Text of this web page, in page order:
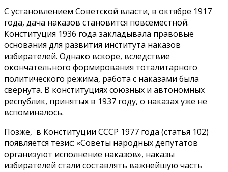
С установлением Советской власти, в октябре 1917
года, дача наказов становится повсеместной.
Конституция 1936 года закладывала правовые
основания для развития института наказов
избирателей. Однако вскоре, вследствие
окончательного формирования тоталитарного
политического режима, работа с наказами была
свернута. В конституциях союзных и автономных
республик, принятых в 1937 году, о наказах уже не
вспоминалось.
Позже, в Конституции СССР 1977 года (статья 102)
появляется тезис: «Советы народных депутатов
организуют исполнение наказов», наказы
избирателей стали составлять важнейшую часть